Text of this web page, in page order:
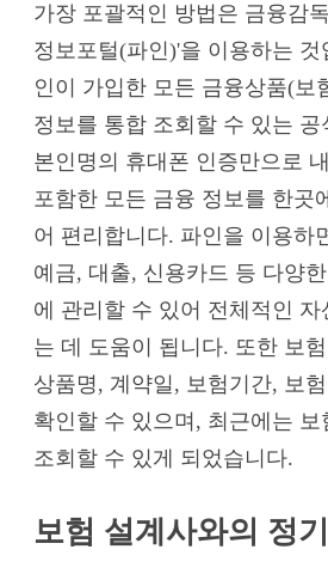
가장 포괄적인 방법은 금융감
정보포털(파인)'을 이용하는 것
인이 가입한 모든 금융상품(보
정보를 통합 조회할 수 있는
본인명의 휴대폰 인증만으로
포함한 모든 금융 정보를 한곳
어 편리합니다. 파인을 이용하
예금, 대출, 신용카드 등 다양
에 관리할 수 있어 전체적인
는 데 도움이 됩니다. 또한 보
상품명, 계약일, 보험기간, 보
확인할 수 있으며, 최근에는
조회할 수 있게 되었습니다.
보험 설계사와의 정